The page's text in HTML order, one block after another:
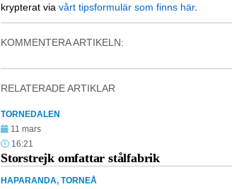
krypterat via vårt tipsformulär som finns här.
KOMMENTERA ARTIKELN:
RELATERADE ARTIKLAR
TORNEDALEN
11 mars
16:21
Storstrejk omfattar stålfabrik
HAPARANDA, TORNEÅ